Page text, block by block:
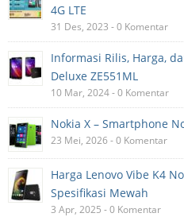
4G LTE
31 Des, 2023 - 0 Komentar
Informasi Rilis, Harga,
Deluxe ZE551ML
10 Mar, 2024 - 0 Komentar
Nokia X – Smartphone
23 Mei, 2026 - 0 Komentar
Harga Lenovo Vibe K4
Spesifikasi Mewah
3 Apr, 2025 - 0 Komentar